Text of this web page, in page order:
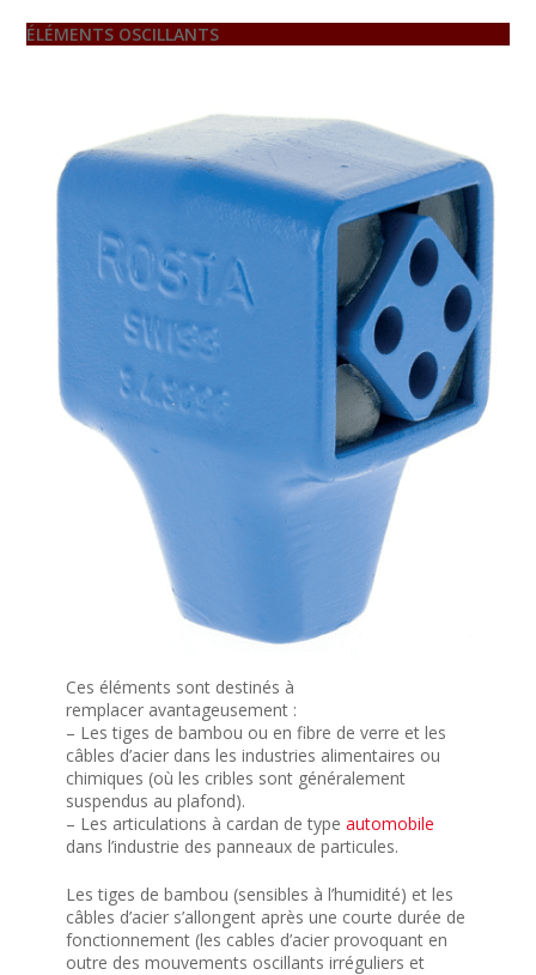
ÉLÉMENTS OSCILLANTS
Ces éléments sont destinés à
remplacer avantageusement :
– Les tiges de bambou ou en fibre de verre et les
câbles d’acier dans les industries alimentaires ou
chimiques (où les cribles sont généralement
suspendus au plafond).
– Les articulations à cardan de type automobile
dans l’industrie des panneaux de particules.
Les tiges de bambou (sensibles à l’humidité) et les
câbles d’acier s’allongent après une courte durée de
fonctionnement (les cables d’acier provoquant en
outre des mouvements oscillants irréguliers et